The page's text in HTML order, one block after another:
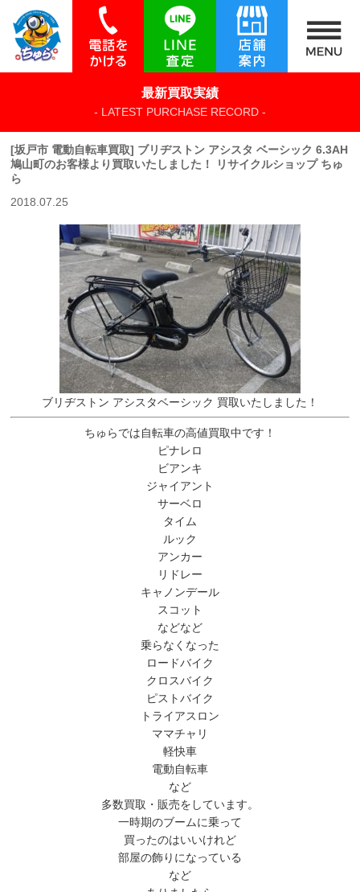
最新買取実績
- LATEST PURCHASE RECORD -
[坂戸市 電動自転車買取] ブリヂストン アシスタ ベーシック 6.3AH
鳩山町のお客様より買取いたしました！ リサイクルショップ ちゅ
ら
2018.07.25
ブリヂストン アシスタベーシック 買取いたしました！
ちゅらでは自転車の高値買取中です！
ピナレロ
ビアンキ
ジャイアント
サーベロ
タイム
ルック
アンカー
リドレー
キャノンデール
スコット
などなど
乗らなくなった
ロードバイク
クロスバイク
ピストバイク
トライアスロン
ママチャリ
軽快車
電動自転車
など
多数買取・販売をしています。
一時期のブームに乗って
買ったのはいいけれど
部屋の飾りになっている
など